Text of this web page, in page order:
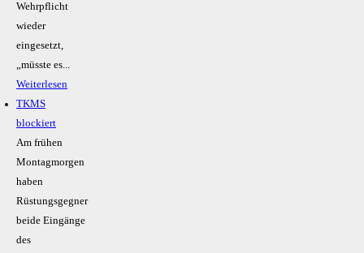
Wehrpflicht
wieder
eingesetzt,
„müsste es...
Weiterlesen
TKMS
blockiert
Am frühen
Montagmorgen
haben
Rüstungsgegner
beide Eingänge
des